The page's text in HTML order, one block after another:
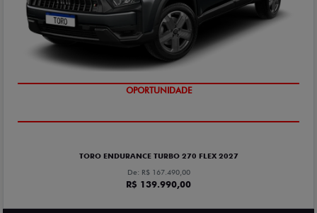
TORO ENDURANCE TURBO 270 FLEX 2027
De: R$ 167.490,00
R$ 139.990,00